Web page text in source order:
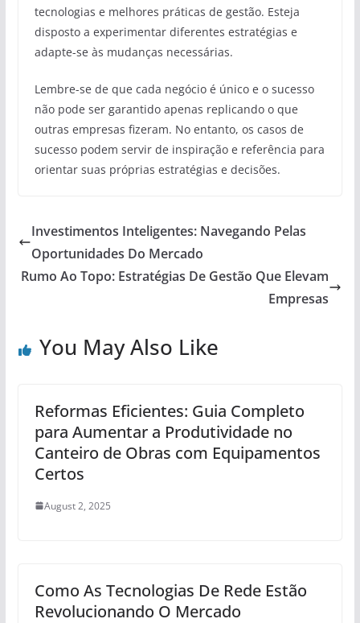
tecnologias e melhores práticas de gestão. Esteja
disposto a experimentar diferentes estratégias e
adapte-se às mudanças necessárias.
Lembre-se de que cada negócio é único e o sucesso
não pode ser garantido apenas replicando o que
outras empresas fizeram. No entanto, os casos de
sucesso podem servir de inspiração e referência para
orientar suas próprias estratégias e decisões.
Investimentos Inteligentes: Navegando Pelas
Oportunidades Do Mercado
Rumo Ao Topo: Estratégias De Gestão Que Elevam
Empresas
You May Also Like
Reformas Eficientes: Guia Completo
para Aumentar a Produtividade no
Canteiro de Obras com Equipamentos
Certos
August 2, 2025
Como As Tecnologias De Rede Estão
Revolucionando O Mercado